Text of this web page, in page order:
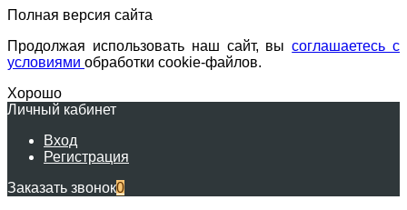
Полная версия сайта
Продолжая использовать наш сайт, высоглашаетесь с
условиями обработки cookie-файлов.
Хорошо
Личный кабинет
Вход
Регистрация
Заказать звонок0